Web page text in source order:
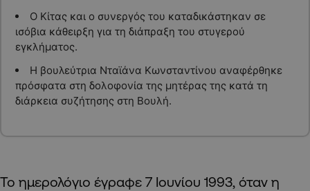
Ο Κίτας και ο συνεργός του καταδικάστηκαν σε
ισόβια κάθειρξη για τη διάπραξη του στυγερού
εγκλήματος.
Η βουλεύτρια Νταϊάνα Κωνσταντίνου αναφέρθηκε
πρόσφατα στη δολοφονία της μητέρας της κατά τη
διάρκεια συζήτησης στη Βουλή.
Το ημερολόγιο έγραφε 7 Ιουνίου 1993, όταν η